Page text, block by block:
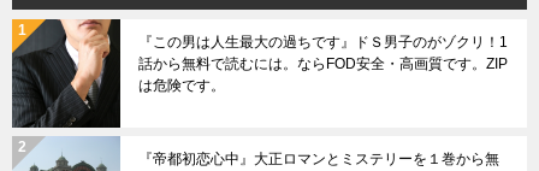
『この男は人生最大の過ちです』ドＳ男子のがゾクリ！1
話から無料で読むには。ならFOD安全・高画質です。ZIP
は危険です。
『帝都初恋心中』大正ロマンとミステリーを１巻から無